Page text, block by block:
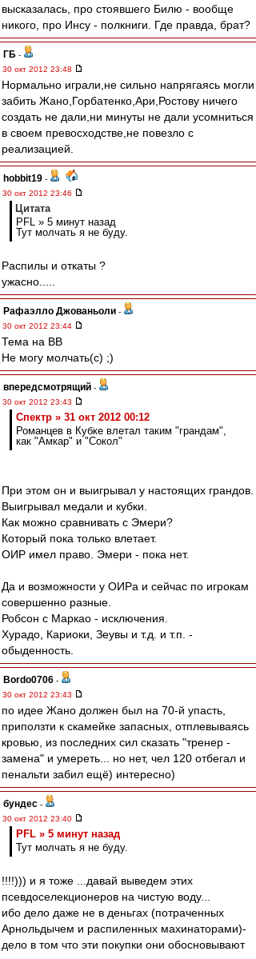
высказалась, про стоявшего Билю - вообще
никого, про Инсу - полкниги. Где правда, брат?
ГБ -
30 окт 2012 23:48
Нормально играли,не сильно напрягаясь могли
забить Жано,Горбатенко,Ари,Ростову ничего
создать не дали,ни минуты не дали усомниться
в своем превосходстве,не повезло с
реализацией.
hobbit19 -
30 окт 2012 23:46
Цитата
PFL » 5 минут назад
Тут молчать я не буду.
Распилы и откаты ?
ужасно.....
Рафаэлло Джованьоли -
30 окт 2012 23:44
Тема на ВВ
Не могу молчать(с) ;)
впередсмотрящий -
30 окт 2012 23:43
Спектр » 31 окт 2012 00:12
Романцев в Кубке влетал таким "грандам",
как "Амкар" и "Сокол"
При этом он и выигрывал у настоящих грандов.
Выигрывал медали и кубки.
Как можно сравнивать с Эмери?
Который пока только влетает.
ОИР имел право. Эмери - пока нет.
Да и возможности у ОИРа и сейчас по игрокам
совершенно разные.
Робсон с Маркао - исключения.
Хурадо, Кариоки, Зеувы и т.д. и т.п. -
обыденность.
Bordo0706 -
30 окт 2012 23:43
по идее Жано должен был на 70-й упасть,
приползти к скамейке запасных, отплевываясь
кровью, из последних сил сказать "тренер -
замена" и умереть... но нет, чел 120 отбегал и
пенальти забил ещё) интересно)
бундес -
30 окт 2012 23:40
PFL » 5 минут назад
Тут молчать я не буду.
!!!!))) и я тоже ...давай выведем этих
псевдоселекционеров на чистую воду...
ибо дело даже не в деньгах (потраченных
Арнольдычем и распиленных махинаторами)-
дело в том что эти покупки они обосновывают